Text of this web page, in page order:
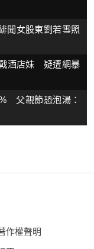
聞女股東劉若雪照
酒店妹 疑遭網暴
父親節恐泡湯：
作權聲明